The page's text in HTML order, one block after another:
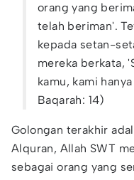
orang yang
telah beriman'.
kepada setan-
mereka berkata,
kamu, kami
Baqarah: 14)
Golongan terakhir
Alquran, Allah SWT
sebagai orang yang